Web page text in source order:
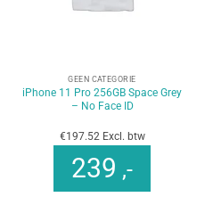
GEEN CATEGORIE
iPhone 11 Pro 256GB Space Grey
– No Face ID
€197.52 Excl. btw
239 ,-